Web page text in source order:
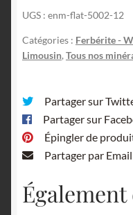
Léonard
de
Noblat,
UGS : enm-flat-5002-12
Catégories : Ferbérite -
Limousin,Tous nos
Partager sur
Partager sur
Épingler de
Partager par Email